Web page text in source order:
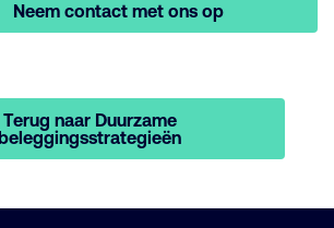
Neem contact met ons op
Terug naar Duurzame
beleggingsstrategieën